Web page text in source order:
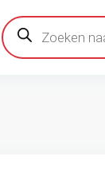
Producten
zoeken